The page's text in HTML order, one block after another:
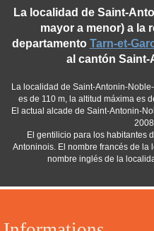
La localidad de Saint-
mayor a menor) a la
departamento Tarn-et-
al cantón Saint-
La localidad de Saint-Antonin-
es de 110 m, la altitud máxima es
El actual alcade de Saint-Antonin-
El gentilicio para los habitantes
Antoninois. El nombre francés de la
nombre inglés de la